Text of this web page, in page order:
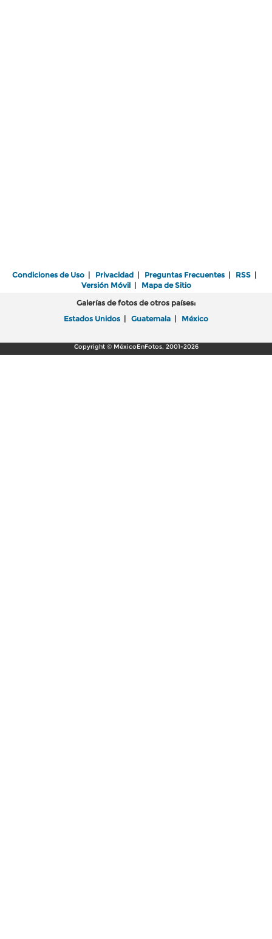
Condiciones de Uso | Privacidad | Preguntas Frecuentes | RSS |
Versión Móvil| Mapa de Sitio
Galerías de fotos de otros países:
Estados Unidos | Guatemala | México
Copyright © MéxicoEnFotos, 2001-2026